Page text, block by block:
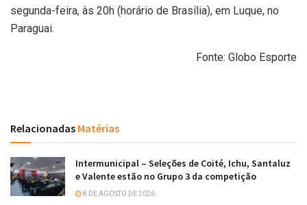
segunda-feira, às 20h (horário de Brasília), em Luque, no
Paraguai.
Fonte: Globo Esporte
Relacionadas Matérias
Intermunicipal – Seleções de Coité, Ichu, Santaluz
e Valente estão no Grupo 3 da competição
8 DE AGOSTO DE 2026